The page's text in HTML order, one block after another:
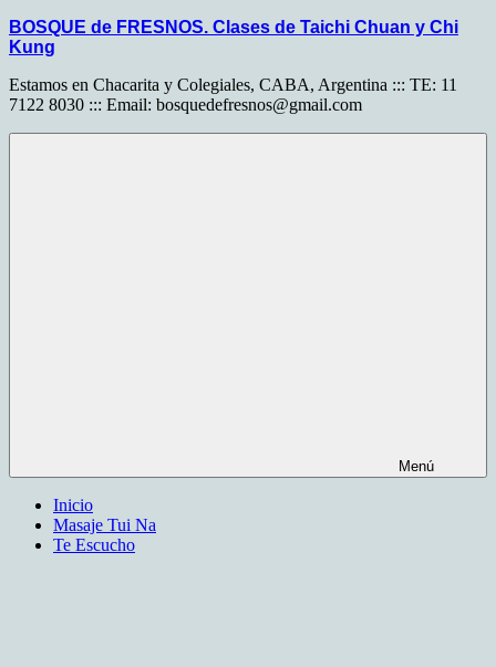
Saltar
al
BOSQUE de FRESNOS. Clases de Taichi Chuan y Chi
Kung
Estamos en Chacarita y Colegiales, CABA, Argentina ::: TE: 11
7122 8030 ::: Email: bosquedefresnos@gmail.com
Menú
Inicio
Masaje Tui Na
Te Escucho